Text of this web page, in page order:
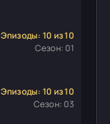
Эпизоды: 10 из 10
Сезон: 01
Эпизоды: 10 из 10
Сезон: 03